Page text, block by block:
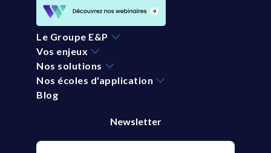
Le Groupe E&P
Vos enjeux
Nos solutions
Nos écoles d'application
Blog
Newsletter